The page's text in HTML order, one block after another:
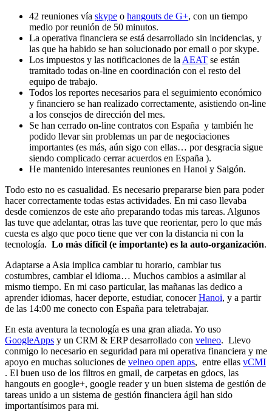
42 reuniones vía skype o hangouts de G+, con un tiempo
medio por reunión de 50 minutos.
La operativa financiera se está desarrollado sin incidencias, y
las que ha habido se han solucionado por email o por skype.
Los impuestos y las notificaciones de la AEAT se están
tramitado todas on-line en coordinación con el resto del
equipo de trabajo.
Todos los reportes necesarios para el seguimiento económico
y financiero se han realizado correctamente, asistiendo on-line
a los consejos de dirección del mes.
Se han cerrado on-line contratos con España y también he
podido llevar sin problemas un par de negociaciones
importantes (es más, aún sigo con ellas… por desgracia sigue
siendo complicado cerrar acuerdos en España ).
He mantenido interesantes reuniones en Hanoi y Saigón.
Todo esto no es casualidad. Es necesario prepararse bien para poder
hacer correctamente todas estas actividades. En mi caso llevaba
desde comienzos de este año preparando todas mis tareas. Algunos
las tuve que adelantar, otras las tuve que reorientar, pero lo que más
cuesta es algo que poco tiene que ver con la distancia ni con la
tecnología. Lo más difícil (e importante) es la auto-organización.
Adaptarse a Asia implica cambiar tu horario, cambiar tus
costumbres, cambiar el idioma… Muchos cambios a asimilar al
mismo tiempo. En mi caso particular, las mañanas las dedico a
aprender idiomas, hacer deporte, estudiar, conocerHanoi, y a partir
de las 14:00 me conecto con España para teletrabajar.
En esta aventura la tecnología es una gran aliada. Yo uso
GoogleApps y un CRM & ERP desarrollado con velneo. Llevo
conmigo lo necesario en seguridad para mi operativa financiera y me
apoyo en muchas soluciones de velneo open apps, entre ellas vCMI
. El buen uso de los filtros en gmail, de carpetas en gdocs, las
hangouts en google+, google reader y un buen sistema de gestión de
tareas unido a un sistema de gestión financiera ágil han sido
importantísimos para mi.